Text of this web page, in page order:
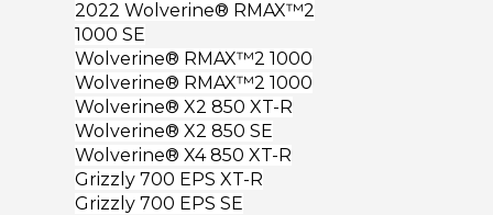
2022 Wolverine® RMAX™2
1000 SE
Wolverine® RMAX™2 1000
Wolverine® RMAX™2 1000
Wolverine® X2 850 XT-R
Wolverine® X2 850 SE
Wolverine® X4 850 XT-R
Grizzly 700 EPS XT-R
Grizzly 700 EPS SE